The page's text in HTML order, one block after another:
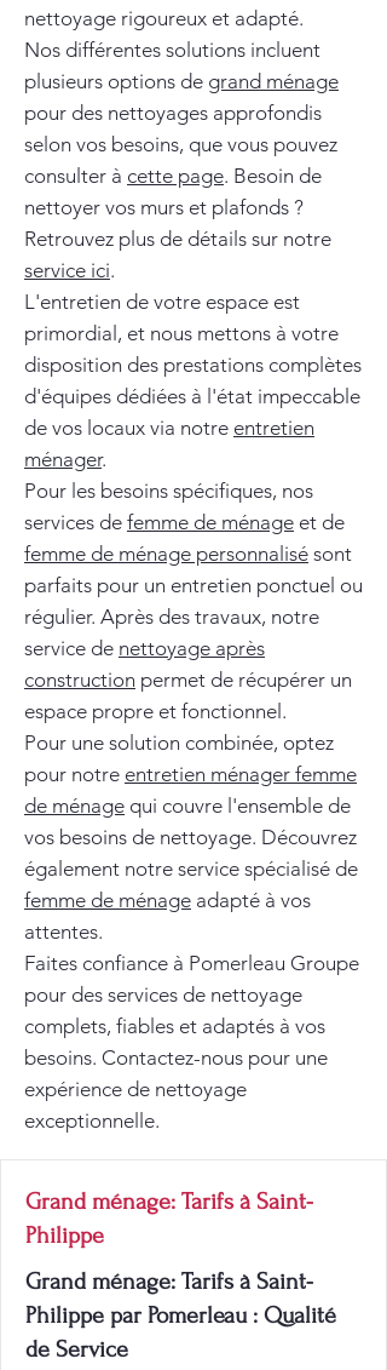
nettoyage rigoureux et adapté.
Nos différentes solutions incluent
plusieurs options de grand ménage
pour des nettoyages approfondis
selon vos besoins, que vous pouvez
consulter à cette page. Besoin de
nettoyer vos murs et plafonds ?
Retrouvez plus de détails sur notre
service ici.
L'entretien de votre espace est
primordial, et nous mettons à votre
disposition des prestations complètes
d'équipes dédiées à l'état impeccable
de vos locaux via notre entretien
ménager.
Pour les besoins spécifiques, nos
services de femme de ménage et de
femme de ménage personnalisé sont
parfaits pour un entretien ponctuel ou
régulier. Après des travaux, notre
service de nettoyage après
construction permet de récupérer un
espace propre et fonctionnel.
Pour une solution combinée, optez
pour notre entretien ménager femme
de ménage qui couvre l'ensemble de
vos besoins de nettoyage. Découvrez
également notre service spécialisé de
femme de ménage adapté à vos
attentes.
Faites confiance à Pomerleau Groupe
pour des services de nettoyage
complets, fiables et adaptés à vos
besoins. Contactez-nous pour une
expérience de nettoyage
exceptionnelle.
Grand ménage: Tarifs à Saint-
Philippe
Grand ménage: Tarifs à Saint-
Philippe par Pomerleau : Qualité
de Service